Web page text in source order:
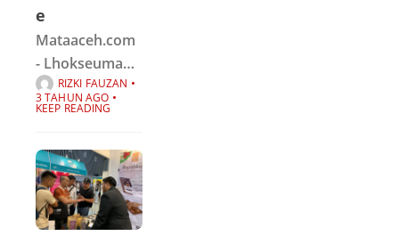
e
Mataaceh.com
- Lhokseumawe
| Kantor
Perwakilan
(KPwBI)
Lhokseumawe
melaksanakan
kegiatan
RIZKI FAUZAN
3 TAHUN AGO
KEEP READING